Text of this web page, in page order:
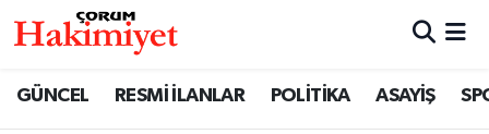
GÜNCEL RESMİ İLANLAR POLİTİKA ASAYİŞ
Nöbetçi Eczaneler